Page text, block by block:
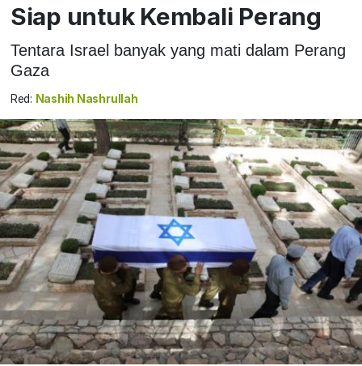
Siap untuk Kembali Perang
Tentara Israel banyak yang mati dalam Perang
Gaza
Red: Nashih Nashrullah